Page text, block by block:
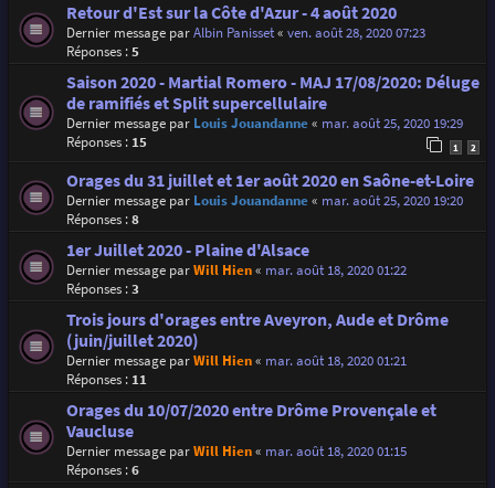
Retour d'Est sur la Côte d'Azur - 4 août 2020
Dernier message parAlbin Panisset« ven. août 28, 2020 07:23
Réponses :5
Saison 2020 - Martial Romero - MAJ 17/08/2020: Déluge
de ramifiés et Split supercellulaire
Dernier message par Louis Jouandanne« mar. août 25, 2020 19:29
Réponses : 15 1 2
Orages du 31 juillet et 1er août 2020 en Saône-et-Loire
Dernier message par Louis Jouandanne« mar. août 25, 2020 19:20
Réponses :8
1er Juillet 2020 - Plaine d'Alsace
Dernier message parWill Hien« mar. août 18, 2020 01:22
Réponses :3
Trois jours d'orages entre Aveyron, Aude et Drôme
(juin/juillet 2020)
Dernier message parWill Hien« mar. août 18, 2020 01:21
Réponses : 11
Orages du 10/07/2020 entre Drôme Provençale et
Vaucluse
Dernier message parWill Hien« mar. août 18, 2020 01:15
Réponses :6